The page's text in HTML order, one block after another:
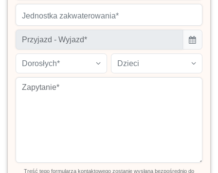
Jednostka zakwaterowania*
Dorosłych* Dzieci
Treść tego formularza kontaktowego zostanie wysłana bezpośrednio do